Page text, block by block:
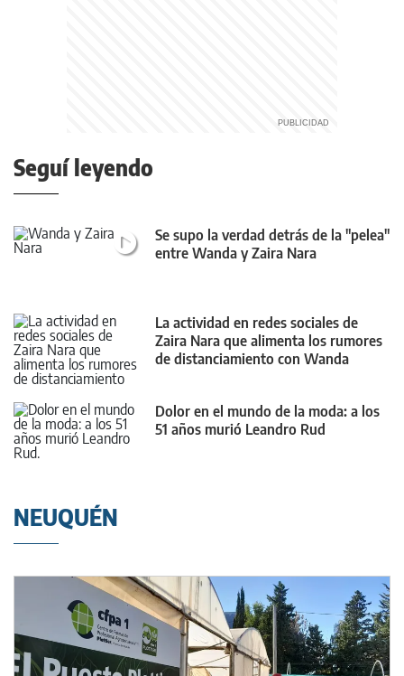
Seguí leyendo
Se supo la verdad detrás de la "pelea"
entre Wanda y Zaira Nara
La actividad en redes sociales de
Zaira Nara que alimenta los rumores
de distanciamiento con Wanda
Dolor en el mundo de la moda: a los
51 años murió Leandro Rud
NEUQUÉN